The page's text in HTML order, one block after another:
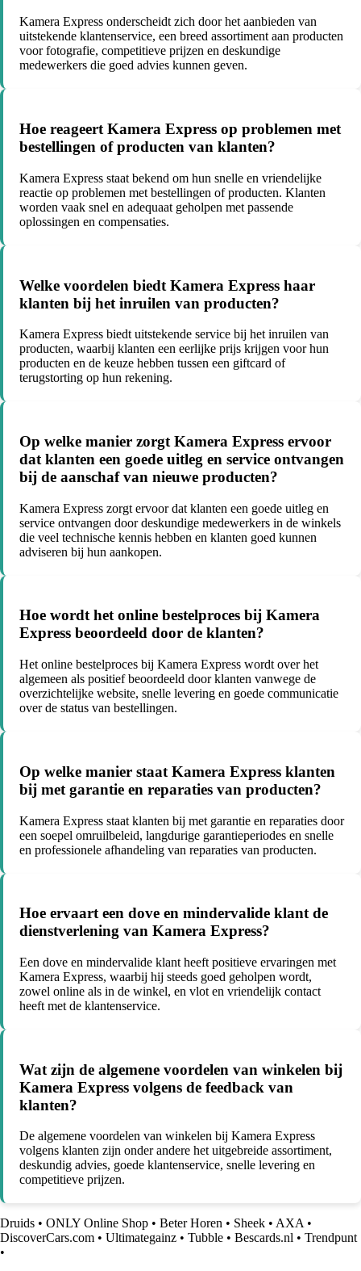
Kamera Express onderscheidt zich door het aanbieden van
uitstekende klantenservice, een breed assortiment aan producten
voor fotografie, competitieve prijzen en deskundige
medewerkers die goed advies kunnen geven.
Hoe reageert Kamera Express op problemen met
bestellingen of producten van klanten?
Kamera Express staat bekend om hun snelle en vriendelijke
reactie op problemen met bestellingen of producten. Klanten
worden vaak snel en adequaat geholpen met passende
oplossingen en compensaties.
Welke voordelen biedt Kamera Express haar
klanten bij het inruilen van producten?
Kamera Express biedt uitstekende service bij het inruilen van
producten, waarbij klanten een eerlijke prijs krijgen voor hun
producten en de keuze hebben tussen een giftcard of
terugstorting op hun rekening.
Op welke manier zorgt Kamera Express ervoor
dat klanten een goede uitleg en service ontvangen
bij de aanschaf van nieuwe producten?
Kamera Express zorgt ervoor dat klanten een goede uitleg en
service ontvangen door deskundige medewerkers in de winkels
die veel technische kennis hebben en klanten goed kunnen
adviseren bij hun aankopen.
Hoe wordt het online bestelproces bij Kamera
Express beoordeeld door de klanten?
Het online bestelproces bij Kamera Express wordt over het
algemeen als positief beoordeeld door klanten vanwege de
overzichtelijke website, snelle levering en goede communicatie
over de status van bestellingen.
Op welke manier staat Kamera Express klanten
bij met garantie en reparaties van producten?
Kamera Express staat klanten bij met garantie en reparaties door
een soepel omruilbeleid, langdurige garantieperiodes en snelle
en professionele afhandeling van reparaties van producten.
Hoe ervaart een dove en mindervalide klant de
dienstverlening van Kamera Express?
Een dove en mindervalide klant heeft positieve ervaringen met
Kamera Express, waarbij hij steeds goed geholpen wordt,
zowel online als in de winkel, en vlot en vriendelijk contact
heeft met de klantenservice.
Wat zijn de algemene voordelen van winkelen bij
Kamera Express volgens de feedback van
klanten?
De algemene voordelen van winkelen bij Kamera Express
volgens klanten zijn onder andere het uitgebreide assortiment,
deskundig advies, goede klantenservice, snelle levering en
competitieve prijzen.
Druids • ONLY Online Shop • Beter Horen • Sheek • AXA•
DiscoverCars.com • Ultimategainz • Tubble • Bescards.nl • Trendpunt
•